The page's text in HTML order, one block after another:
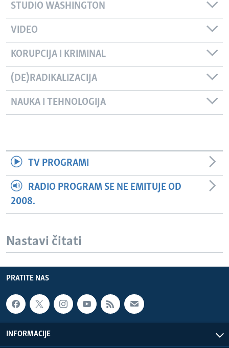
STUDIO WASHINGTON
VIDEO
KORUPCIJA I KRIMINAL
(DE)RADIKALIZACIJA
NAUKA I TEHNOLOGIJA
TV PROGRAMI
RADIO PROGRAM SE NE EMITUJE OD
2008.
Nastavi čitati
PRATITE NAS
INFORMACIJE